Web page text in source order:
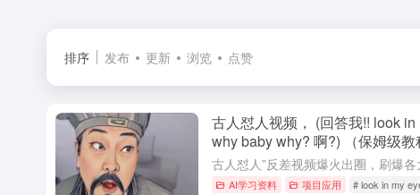
排序 发布 更新 浏览 点赞
古人怼人视频， (回答我!! look
why baby why? 啊?) （保姆级教
AI学习资料 项目应用 # look in my